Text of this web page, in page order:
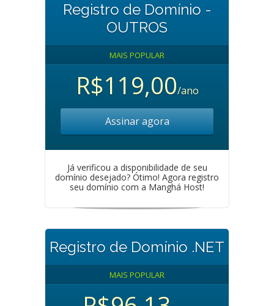
Registro de Domínio -
OUTROS
MAIS POPULAR
R$119,00/ano
Assinar agora
Já verificou a disponibilidade de seu
domínio desejado? Ótimo! Agora registro
seu domínio com a Manghá Host!
Registro de Domínio .NET
MAIS POPULAR